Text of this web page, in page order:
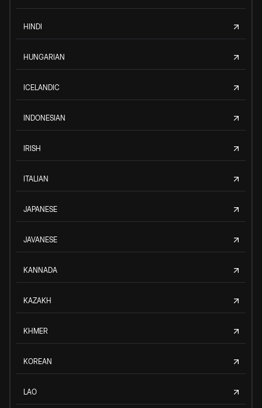
HINDI
HUNGARIAN
ICELANDIC
INDONESIAN
IRISH
ITALIAN
JAPANESE
JAVANESE
KANNADA
KAZAKH
KHMER
KOREAN
LAO